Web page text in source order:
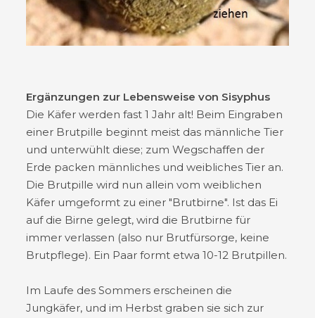
Ergänzungen zur Lebensweise von Sisyphus
Die Käfer werden fast 1 Jahr alt! Beim Eingraben
einer Brutpille beginnt meist das männliche Tier
und unterwühlt diese; zum Wegschaffen der
Erde packen männliches und weibliches Tier an.
Die Brutpille wird nun allein vom weiblichen
Käfer umgeformt zu einer "Brutbirne". Ist das Ei
auf die Birne gelegt, wird die Brutbirne für
immer verlassen (also nur Brutfürsorge, keine
Brutpflege). Ein Paar formt etwa 10-12 Brutpillen.
Im Laufe des Sommers erscheinen die
Jungkäfer, und im Herbst graben sie sich zur